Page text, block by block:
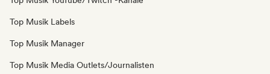
Top Musik Labels
Top Musik Manager
Top Musik Media Outlets/Journalisten